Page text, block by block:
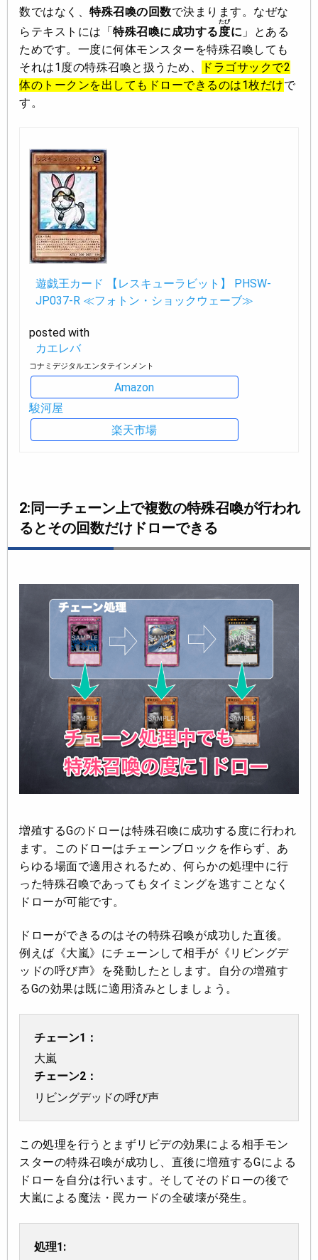
数ではなく、 特殊召喚の回数で決まります。なぜな
らテキストには「特殊召喚に成功する度
たび
に 」とある
ためです。一度に何体モンスターを特殊召喚しても
それは1度の特殊召喚と扱うため、
ドラゴサックで2
体のトークンを出してもドローできるのは1枚だけで
す。
遊戯王カード 【レスキューラビット】 PHSW-
JP037-R ≪フォトン・ショックウェーブ≫
posted with
カエレバ
コナミデジタルエンタテインメント
Amazon
駿河屋
楽天市場
2:同一チェーン上で複数の特殊召喚が行われ
るとその回数だけドローできる
増殖するGのドローは特殊召喚に成功する度に行われ
ます。このドローはチェーンブロックを作らず、あ
らゆる場面で適用されるため、何らかの処理中に行
った特殊召喚であってもタイミングを逃すことなく
ドローが可能です。
ドローができるのはその特殊召喚が成功した直後。
例えば《大嵐》にチェーンして相手が《リビングデ
ッドの呼び声》を発動したとします。自分の増殖す
るGの効果は既に適用済みとしましょう。
チェーン1：
大嵐
チェーン2：
リビングデッドの呼び声
この処理を行うとまずリビデの効果による相手モン
スターの特殊召喚が成功し、直後に増殖するGによる
ドローを自分は行います。そしてそのドローの後で
大嵐による魔法・罠カードの全破壊が発生。
処理1: